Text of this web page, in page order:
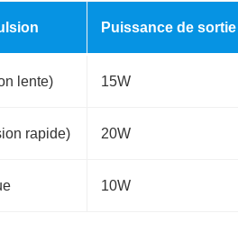
Puissance de sortie
lente) 15W
rapide) 20W
10W